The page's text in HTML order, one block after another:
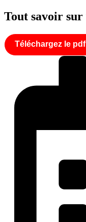
Tout savoir
Téléchargez le pdf